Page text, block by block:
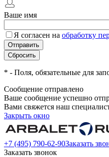
Ваше имя
Я согласен на обработку
* - Поля, обязательные для
Сообщение отправлено
Ваше сообщение успешно
Вами свяжется наш
Закрыть окно
+7 (495) 790-62-90Заказать
Заказать звонок